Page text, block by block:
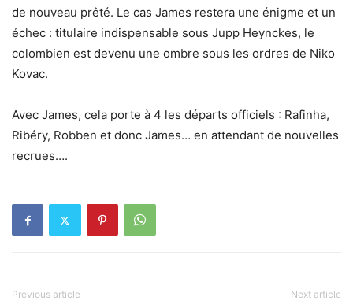
de nouveau prêté. Le cas James restera une énigme et un
échec : titulaire indispensable sous Jupp Heynckes, le
colombien est devenu une ombre sous les ordres de Niko
Kovac.
Avec James, cela porte à 4 les départs officiels : Rafinha,
Ribéry, Robben et donc James… en attendant de nouvelles
recrues….
Previous article Next article